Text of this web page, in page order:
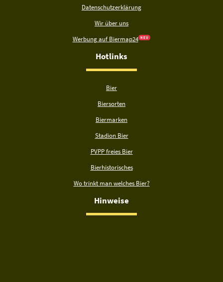
Datenschutzerklärung
Wir über uns
Werbung auf Biermap24 N E U
Hotlinks
Bier
Biersorten
Biermarken
Stadion Bier
PVPP freies Bier
Bierhistorisches
Wo trinkt man welches Bier?
Hinweise